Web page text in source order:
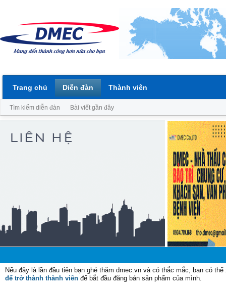
Nếu đây là lần đầu tiên bạn ghé thăm dmec.vn và có thắc mắc, bạn có
để trở thành thành viên để bắt đầu đăng bán sản phẩm của mình.
Trang chủ Diễn đàn
Tìm kiếm diễn đàn Bài viết gần đây
Thành viên